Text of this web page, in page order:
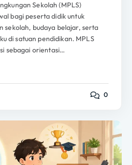
Sekolah (MPLS)
bagi peserta didik untuk
sekolah, budaya belajar, serta
di satuan pendidikan. MPLS
sebagai orientasi…
0